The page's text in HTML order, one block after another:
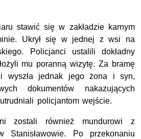
stawić się w zakładzie karnym
Ukrył się w jednej z wsi na
Policjanci ustalili dokładny
mu poranną wizytę. Za bramę
wyszła jednak jego żona i syn,
dokumentów nakazujących
policjantom wejście.
zostali również mundurowi z
Stanisławowie. Po przekonaniu